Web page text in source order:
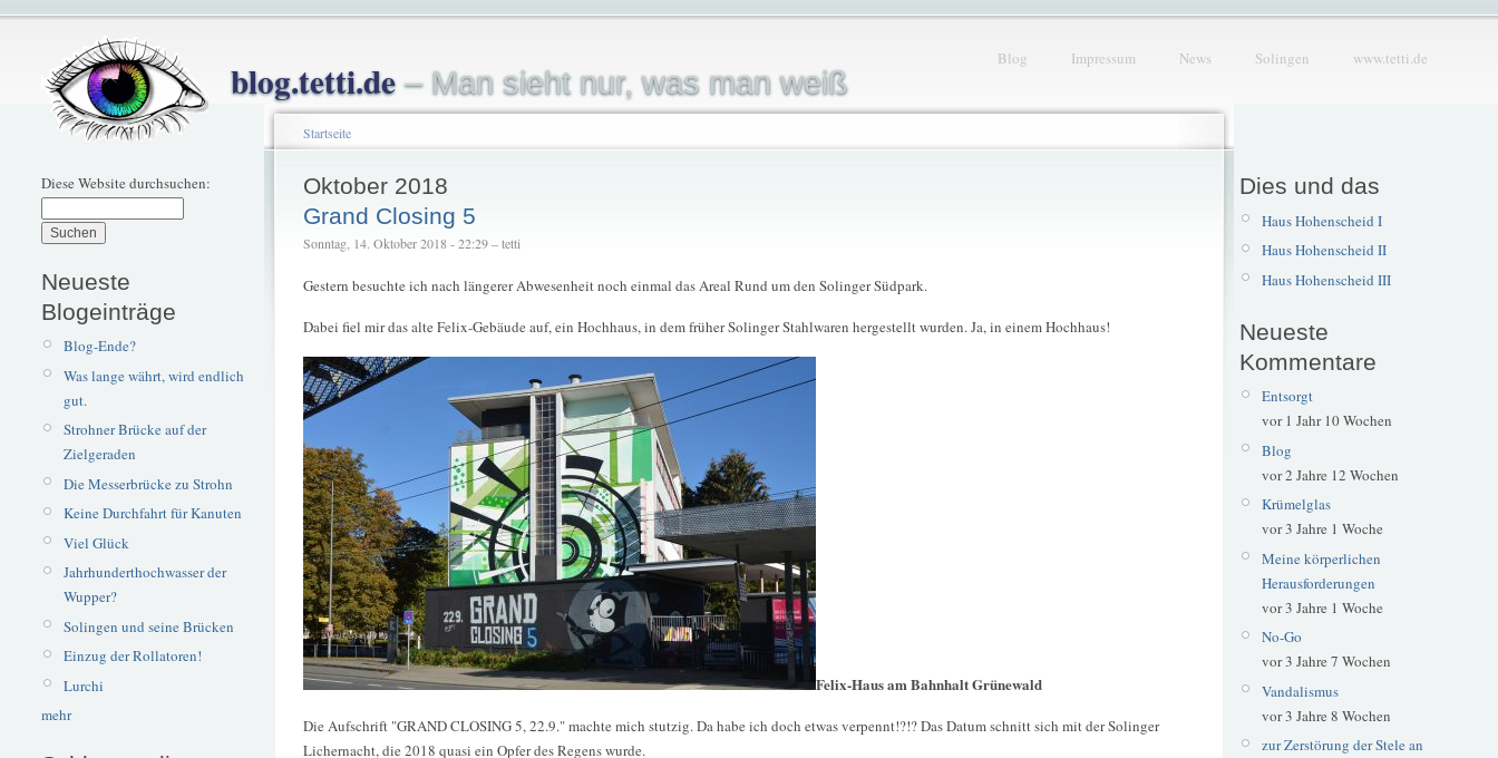
blog.tetti.de– Man sieht nur, was man weiß
Blog Impressum News Solingen www.tetti.de
Diese Website durchsuchen:
Neueste
Blogeinträge
Blog-Ende?
Was lange währt, wird endlich
gut.
Strohner Brücke auf der
Zielgeraden
Die Messerbrücke zu Strohn
Keine Durchfahrt für Kanuten
Viel Glück
Jahrhunderthochwasser der
Wupper?
Solingen und seine Brücken
Einzug der Rollatoren!
Lurchi
mehr
Startseite
Oktober 2018
Grand Closing 5
Sonntag, 14. Oktober 2018 - 22:29 – tetti
Gestern besuchte ich nach längerer Abwesenheit noch einmal das Areal Rund um den Solinger Südpark.
Dabei fiel mir das alte Felix-Gebäude auf, ein Hochhaus, in dem früher Solinger Stahlwaren hergestellt wurden. Ja, in einem Hochhaus!
Felix-Haus am Bahnhalt Grünewald
Die Aufschrift "GRAND CLOSING 5, 22.9." machte mich stutzig. Da habe ich doch etwas verpennt!?!? Das Datum schnitt sich mit der Solinger
Lichernacht, die 2018 quasi ein Opfer des Regens wurde.
Dies und das
Haus Hohenscheid I
Haus Hohenscheid II
Haus Hohenscheid III
Neueste
Kommentare
Entsorgt
vor 1 Jahr 10 Wochen
Blog
vor 2 Jahre 12 Wochen
Krümelglas
vor 3 Jahre 1 Woche
Meine körperlichen
Herausforderungen
vor 3 Jahre 1 Woche
No-Go
vor 3 Jahre 7 Wochen
Vandalismus
vor 3 Jahre 8 Wochen
zur Zerstörung der Stele an